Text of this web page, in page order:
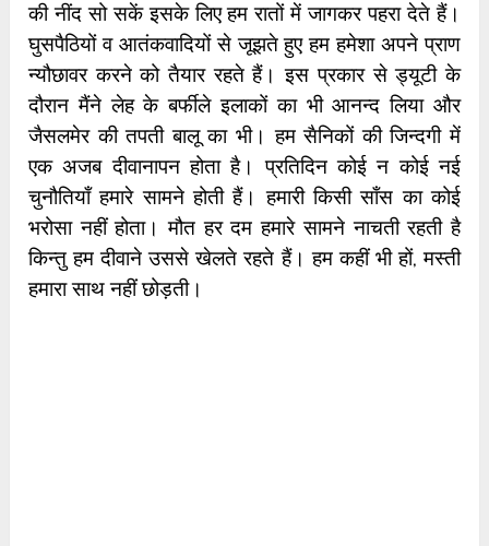
की नींद सो सकें इसके लिए हम रातों में जागकर पहरा देते हैं।
घुसपैठियों व आतंकवादियों से जूझते हुए हम हमेशा अपने प्राण
न्यौछावर करने को तैयार रहते हैं। इस प्रकार से ड्यूटी के
दौरान मैंने लेह के बर्फीले इलाकों का भी आनन्द लिया और
जैसलमेर की तपती बालू का भी। हम सैनिकों की जिन्दगी में
एक अजब दीवानापन होता है। प्रतिदिन कोई न कोई नई
चुनौतियाँ हमारे सामने होती हैं। हमारी किसी साँस का कोई
भरोसा नहीं होता। मौत हर दम हमारे सामने नाचती रहती है
किन्तु हम दीवाने उससे खेलते रहते हैं। हम कहीं भी हों, मस्ती
हमारा साथ नहीं छोड़ती।